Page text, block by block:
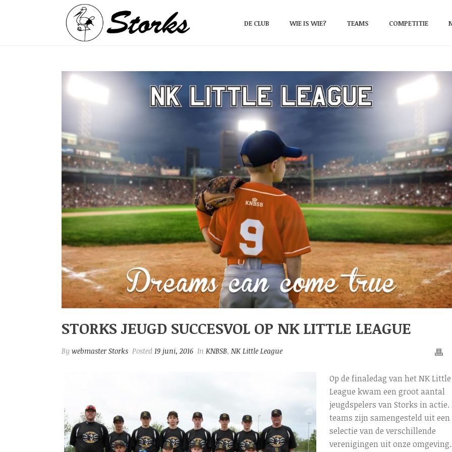
DE CLUB WIE IS WIE? TEAMS COMPETITIE
STORKS JEUGD SUCCESVOL OP NK LITTLE LEAGUE
By webmaster Storks Posted 19 juni, 2016 In KNBSB, NK Little League
Op de finaledag van het NK Little
League kwam een groot aantal
jeugdspelers van Storks in actie.
teams zijn samengesteld uit een
selectie van de verschillende
verenigingen uit onze omgeving.